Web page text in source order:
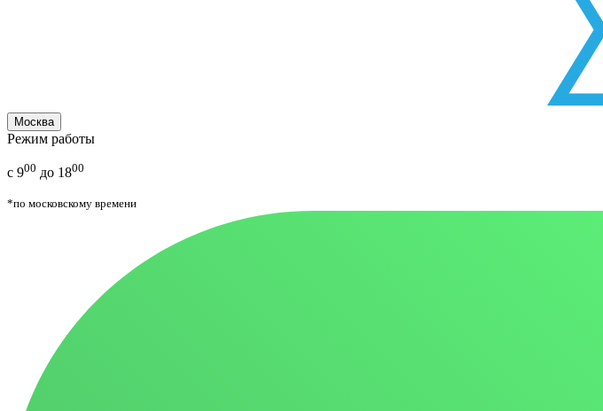
Москва
Режим работы
с 900 до 1800
*по московскому времени